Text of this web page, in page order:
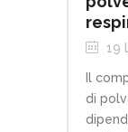
19
Il
di